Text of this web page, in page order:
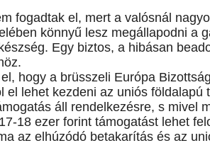
fogadtak el, mert a valósnál
könnyű lesz megállapodni a
Egy biztos, a hibásan
hogy a brüsszeli Európa
lehet kezdeni az uniós földalapú
áll rendelkezésre, s mivel
18 ezer forint támogatást lehet
az elhúzódó betakarítás és az